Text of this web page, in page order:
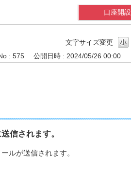
口座開設
文字サイズ変更
: 575 公開日時 : 2024/05/26 00:00
信されます。
ルが送信されます。